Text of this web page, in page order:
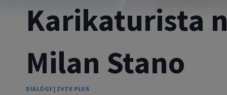
Karikaturista
Milan Stano
DIALÓGY | ZVTV PLUS